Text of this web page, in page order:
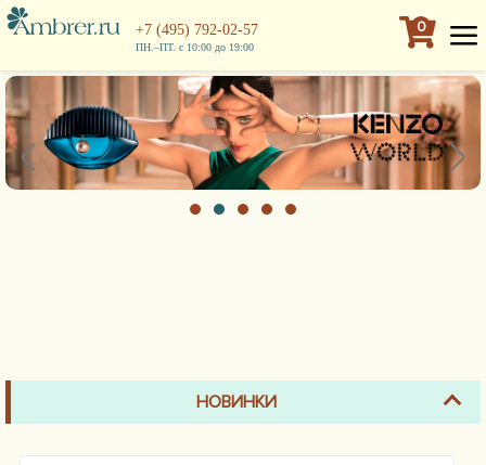
+7 (495) 792-02-57
ПН.–ПТ. с 10:00 до 19:00
0
НОВИНКИ